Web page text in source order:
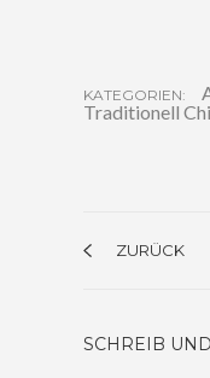
KATEGORIEN:
Traditionell
ZURÜCK
SCHREIB